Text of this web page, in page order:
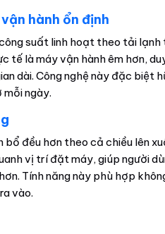
hành ổn định
suất linh hoạt theo tải
tế là máy vận hành êm hơn,
dài. Công nghệ này đặc biệt
mỗi ngày.
bổ đều hơn theo cả chiều lên
vị trí đặt máy, giúp người
Tính năng này phù hợp
vào.